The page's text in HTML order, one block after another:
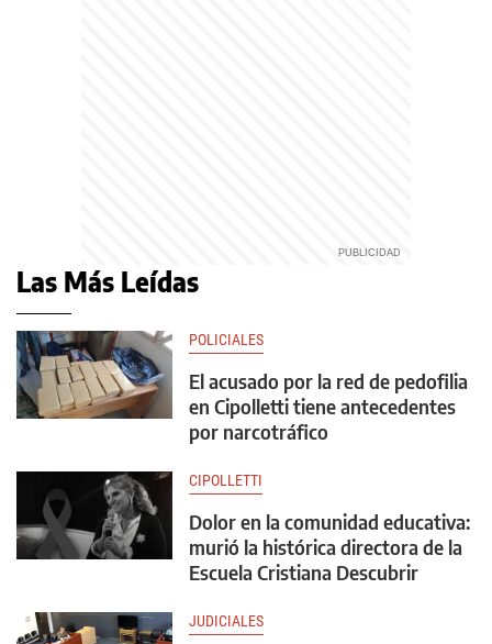
Las Más Leídas
POLICIALES
El acusado por la red de pedofilia
en Cipolletti tiene antecedentes
por narcotráfico
CIPOLLETTI
Dolor en la comunidad educativa:
murió la histórica directora de la
Escuela Cristiana Descubrir
JUDICIALES